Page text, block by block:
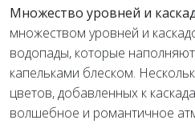
Множество уровней и
множеством уровней и
водопады, которые
капельками блеском.
цветов, добавленных к
волшебное и романтичное